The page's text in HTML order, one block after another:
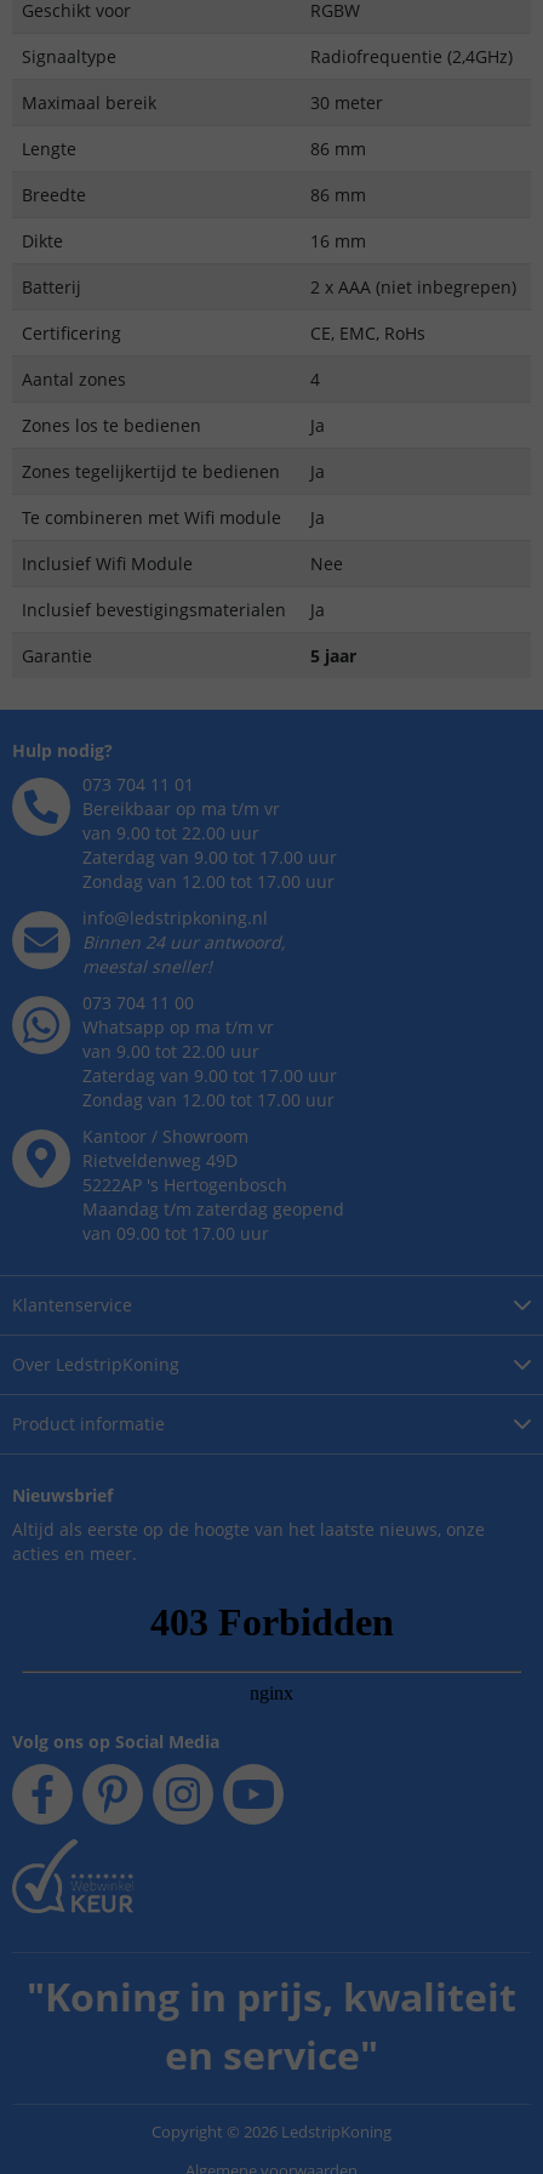
Geschikt voor
RGBW
Signaaltype
Radiofrequentie (2,4GHz)
Maximaal bereik
30 meter
Lengte
86 mm
Breedte
86 mm
Dikte
16 mm
Batterij
2 x AAA (niet inbegrepen)
Certificering
CE, EMC, RoHs
Aantal zones
4
Zones los te bedienen
Ja
Zones tegelijkertijd te bedienen
Ja
Te combineren met Wifi module
Ja
Inclusief Wifi Module
Nee
Inclusief bevestigingsmaterialen
Ja
Garantie
5 jaar
Over LedstripKoning
Product informatie
Klantenservice
Hulp nodig?
073 704 11 01
Bereikbaar op ma t/m vr
van 9.00 tot 22.00 uur
Zaterdag van 9.00 tot 17.00 uur
Zondag van 12.00 tot 17.00 uur
info@ledstripkoning.nl
Binnen 24 uur antwoord,
meestal sneller!
073 704 11 00
Whatsapp op ma t/m vr
van 9.00 tot 22.00 uur
Zaterdag van 9.00 tot 17.00 uur
Zondag van 12.00 tot 17.00 uur
Kantoor / Showroom
Rietveldenweg 49D
5222AP 's Hertogenbosch
Maandag t/m zaterdag geopend
van 09.00 tot 17.00 uur
Nieuwsbrief
Altijd als eerste op de hoogte van het laatste nieuws, onze
acties en meer.
Volg ons op Social Media
"Koning in prijs, kwaliteit
en service"
Copyright © 2026 LedstripKoning